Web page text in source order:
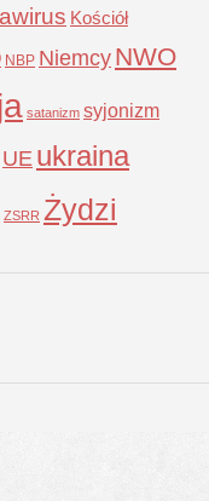
Kościół
NBP NiemcyNWO
satanizm syjonizm
UE ukraina
ZSRR Żydzi